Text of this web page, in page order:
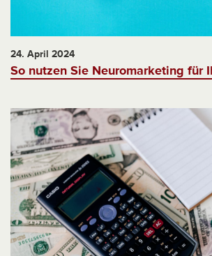
24. April 2024
So nutzen Sie Neuromarketing für